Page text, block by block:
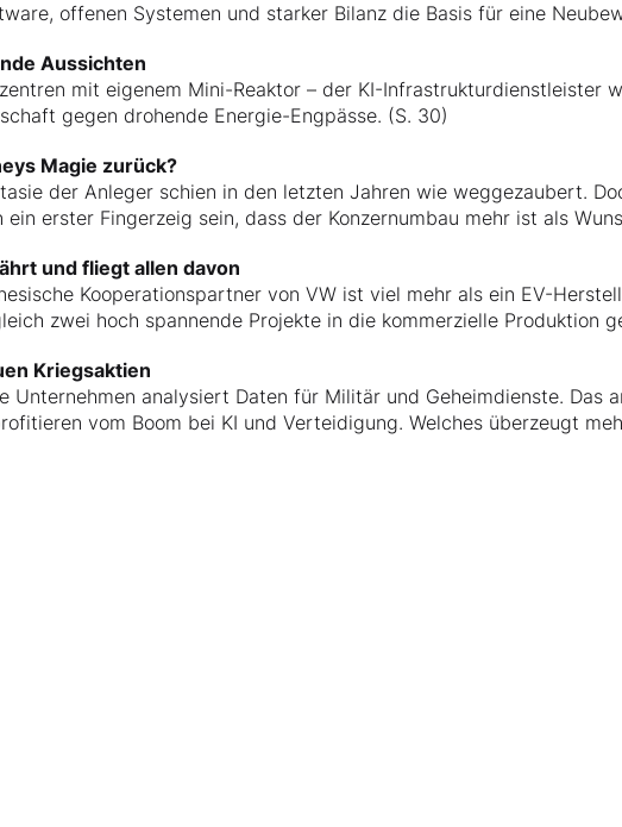
offenen Systemen und starker Bilanz die Basis für eine
Aussichten
mit eigenem Mini-Reaktor – der KI-Infrastrukturdienstleister
gegen drohende Energie-Engpässe. (S. 30)
Magie zurück?
der Anleger schien in den letzten Jahren wie weggezaubert.
ein erster Fingerzeig sein, dass der Konzernumbau mehr ist als
und fliegt allen davon
Kooperationspartner von VW ist viel mehr als ein EV-
zwei hoch spannende Projekte in die kommerzielle Produktion
Kriegsaktien
Unternehmen analysiert Daten für Militär und Geheimdienste. Das
vom Boom bei KI und Verteidigung. Welches überzeugt